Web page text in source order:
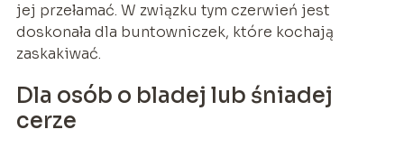
jej przełamać. W związku tym czerwień jest
doskonała dla buntowniczek, które kochają
zaskakiwać.
Dla osób o bladej lub śniadej
cerze